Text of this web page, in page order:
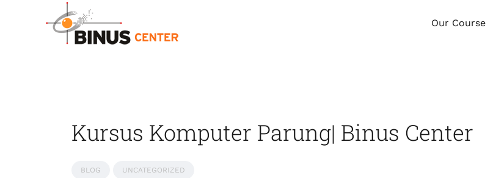
Our Course
Kursus Komputer Parung| Binus Center
BLOG UNCATEGORIZED